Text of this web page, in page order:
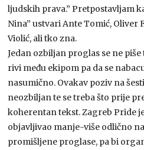
ljudskih prava.” Pretpostavljam
Nina” ustvari Ante Tomić, Oliver
Violić, ali tko zna.
Jedan ozbiljan proglas se ne
rivi među ekipom pa da se
nasumično. Ovakav poziv na
neozbiljan te se treba što prije
koherentan tekst. Zagreb Pride
objavljivao manje-više odlično
promišljene proglase, pa bi